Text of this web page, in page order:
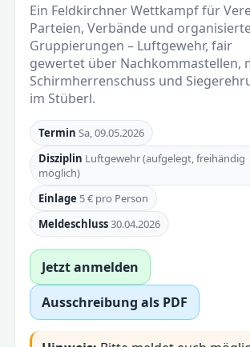
Ein Feldkirchner Wettkampf für
Parteien, Verbände und
Gruppierungen – Luftgewehr, fair
gewertet über Nachkommastellen,
Schirmherrenschuss und
im Stüberl.
Termin Sa, 09.05.2026
Disziplin Luftgewehr (aufgelegt, freihändig
möglich)
Einlage 5 € pro Person
Meldeschluss30.04.2026
Jetzt anmelden
Ausschreibung als PDF